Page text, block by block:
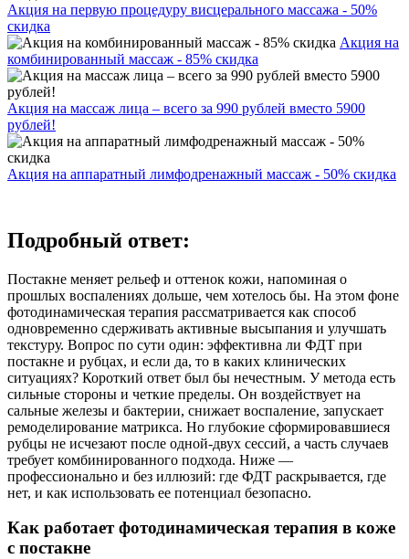
Акция на первую процедуру висцерального массажа - 50%
скидка
Акция на
комбинированный массаж - 85% скидка
Акция на массаж лица – всего за 990 рублей вместо 5900
рублей!
Акция на аппаратный лимфодренажный массаж - 50% скидка
Подробный ответ:
Постакне меняет рельеф и оттенок кожи, напоминая о
прошлых воспалениях дольше, чем хотелось бы. На этом фоне
фотодинамическая терапия рассматривается как способ
одновременно сдерживать активные высыпания и улучшать
текстуру. Вопрос по сути один: эффективна ли ФДТ при
постакне и рубцах, и если да, то в каких клинических
ситуациях? Короткий ответ был бы нечестным. У метода есть
сильные стороны и четкие пределы. Он воздействует на
сальные железы и бактерии, снижает воспаление, запускает
ремоделирование матрикса. Но глубокие сформировавшиеся
рубцы не исчезают после одной‑двух сессий, а часть случаев
требует комбинированного подхода. Ниже —
профессионально и без иллюзий: где ФДТ раскрывается, где
нет, и как использовать ее потенциал безопасно.
Как работает фотодинамическая терапия в коже
с постакне